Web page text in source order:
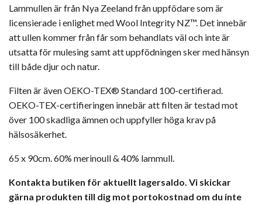
Lammullen är från Nya Zeeland från uppfödare som är
licensierade i enlighet med Wool Integrity NZ™. Det innebär
att ullen kommer från får som behandlats väl och inte är
utsatta för mulesing samt att uppfödningen sker med hänsyn
till både djur och natur.
Filten är även OEKO-TEX® Standard 100-certifierad.
OEKO-TEX-certifieringen innebär att filten är testad mot
över 100 skadliga ämnen och uppfyller höga krav på
hälsosäkerhet.
65 x 90cm. 60% merinoull & 40% lammull.
Kontakta butiken för aktuellt lagersaldo. Vi skickar
gärna produkten till dig mot portokostnad om du inte